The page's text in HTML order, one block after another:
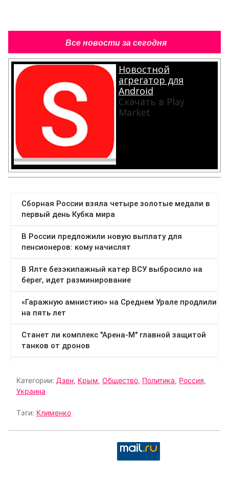
Все новости за сегодня
Новостной
агрегатор для
Android
Скачать в Play
Market
Категории: Дзен, Крым, Общество, Политика, Россия,
Украина
Тэги: Клименко